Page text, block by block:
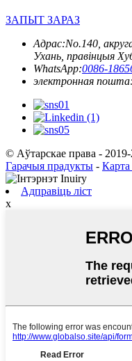
ЗАПЫТ ЗАРАЗ
Адрас:No.140,
Ухань, правінцыя
WhatsApp:0086-
электронная пошта:
© Аўтарскае права -
Гарачыя прадукты - Карта
Адправіць ліст
x